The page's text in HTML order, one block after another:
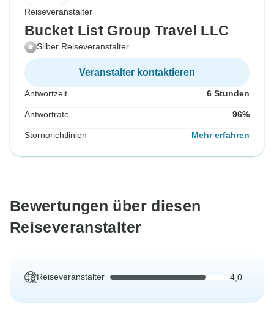
Reiseveranstalter
Bucket List Group Travel LLC
Silber Reiseveranstalter
Veranstalter kontaktieren
Antwortzeit 6 Stunden
Antwortrate 96%
Stornorichtlinien Mehr erfahren
Bewertungen über diesen
Reiseveranstalter
Reiseveranstalter 4,0